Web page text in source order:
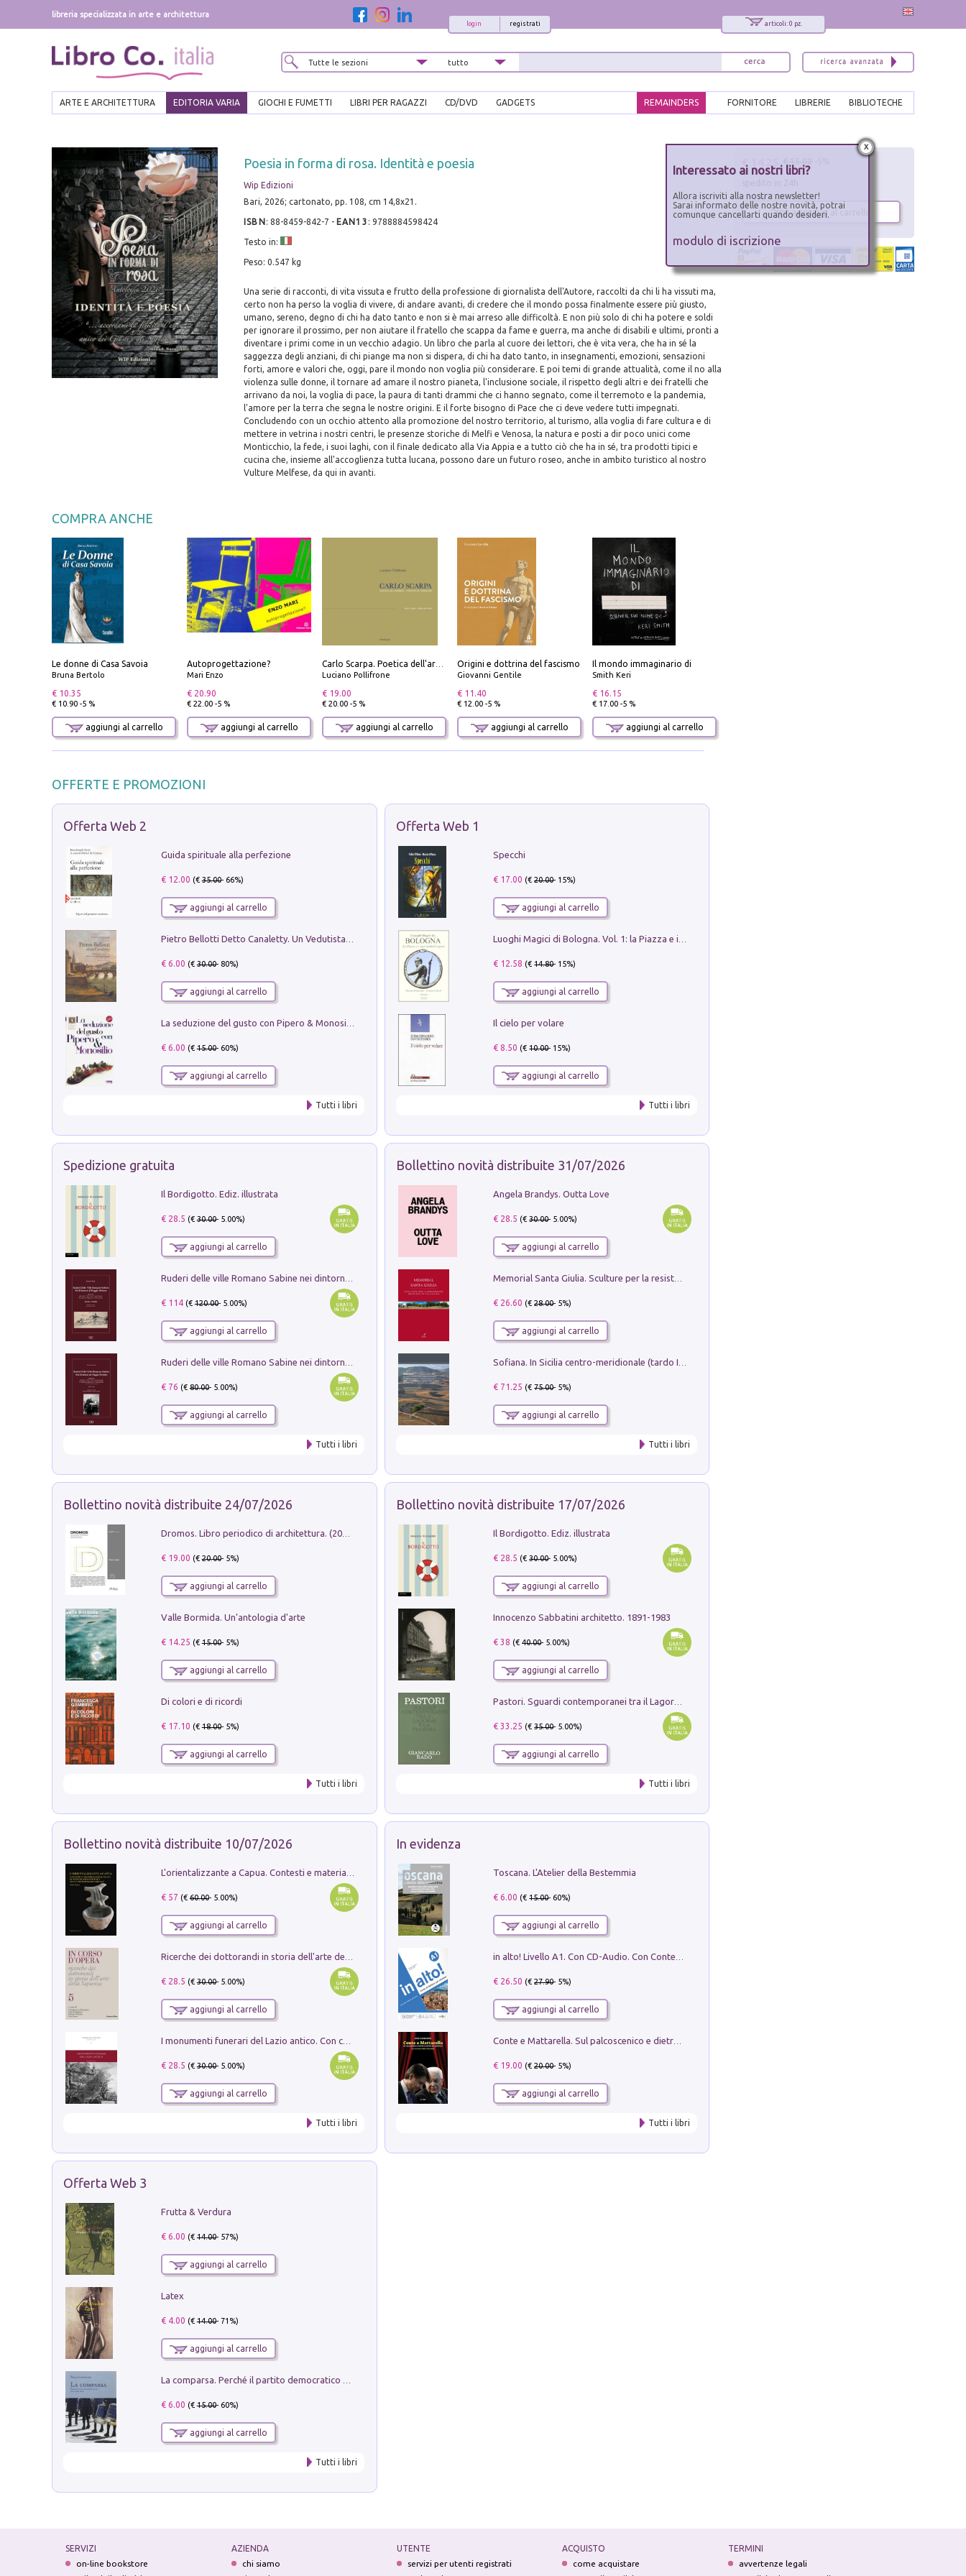
libreria specializzata in arte e architettura
articoli: 0 pz.
registrati
login
ARTE E ARCHITETTURA EDITORIA VARIA GIOCHI E FUMETTI LIBRI PER RAGAZZI CD/DVD GADGETS BIBLIOTECHE
LIBRERIE
FORNITORE
REMAINDERS
Poesia in forma di rosa. Identità e poesia
Wip Edizioni
Bari, 2026; cartonato, pp. 108, cm 14,8x21.
ISBN : 88-8459-842-7 - EAN13 : 9788884598424
Testo in:
Peso: 0.547 kg
Una serie di racconti, di vita vissuta e frutto della professione di giornalista dell'Autore, raccolti da chi li ha vissuti ma,
certo non ha perso la voglia di vivere, di andare avanti, di credere che il mondo possa finalmente essere più giusto,
umano, sereno, degno di chi ha dato tanto e non si è mai arreso alle difficoltà. E non più solo di chi ha potere e soldi
per ignorare il prossimo, per non aiutare il fratello che scappa da fame e guerra, ma anche di disabili e ultimi, pronti a
diventare i primi come in un vecchio adagio. Un libro che parla al cuore dei lettori, che è vita vera, che ha in sé la
saggezza degli anziani, di chi piange ma non si dispera, di chi ha dato tanto, in insegnamenti, emozioni, sensazioni
forti, amore e valori che, oggi, pare il mondo non voglia più considerare. E poi temi di grande attualità, come il no alla
violenza sulle donne, il tornare ad amare il nostro pianeta, l'inclusione sociale, il rispetto degli altri e dei fratelli che
arrivano da noi, la voglia di pace, la paura di tanti drammi che ci hanno segnato, come il terremoto e la pandemia,
l'amore per la terra che segna le nostre origini. E il forte bisogno di Pace che ci deve vedere tutti impegnati.
Concludendo con un occhio attento alla promozione del nostro territorio, al turismo, alla voglia di fare cultura e di
mettere in vetrina i nostri centri, le presenze storiche di Melfi e Venosa, la natura e posti a dir poco unici come
Monticchio, la fede, i suoi laghi, con il finale dedicato alla Via Appia e a tutto ciò che ha in sé, tra prodotti tipici e
cucina che, insieme all'accoglienza tutta lucana, possono dare un futuro roseo, anche in ambito turistico al nostro
Vulture Melfese, da qui in avanti.
COMPRA ANCHE
Le donne di Casa Savoia
Bruna Bertolo
€ 10.35
€ 10.90 -5 %
aggiungi al carrello
Autoprogettazione?
Mari Enzo
€ 20.90
€ 22.00 -5 %
aggiungi al carrello
Luciano Pollifrone
€ 19.00
€ 20.00 -5 %
aggiungi al carrello
Origini e dottrina del fascismo
Giovanni Gentile
€ 11.40
€ 12.00 -5 %
aggiungi al carrello
Il mondo immaginario di
Smith Keri
€ 16.15
€ 17.00 -5 %
aggiungi al carrello
OFFERTE E PROMOZIONI
Offerta Web 2
Guida spirituale alla perfezione
€ 12.00 (€35.00- 66%)
aggiungi al carrello
€ 6.00 (€30.00- 80%)
aggiungi al carrello
€ 6.00 (€15.00- 60%)
aggiungi al carrello
Tutti i libri
Offerta Web 1
Specchi
€ 17.00 (€20.00- 15%)
aggiungi al carrello
€ 12.58 (€14.80- 15%)
aggiungi al carrello
Il cielo per volare
€ 8.50 (€10.00- 15%)
aggiungi al carrello
Tutti i libri
Spedizione gratuita
Il Bordigotto. Ediz. illustrata
€ 28.5 (€30.00- 5.00%)
aggiungi al carrello
€ 114(€120.00- 5.00%)
aggiungi al carrello
€ 76 (€80.00- 5.00%)
aggiungi al carrello
Tutti i libri
Bollettino novità distribuite 31/07/2026
Angela Brandys. Outta Love
€ 28.5 (€30.00- 5.00%)
aggiungi al carrello
€ 26.60 (€28.00- 5%)
aggiungi al carrello
€ 71.25 (€75.00- 5%)
aggiungi al carrello
Tutti i libri
Bollettino novità distribuite 24/07/2026
Dromos. Libro periodico di architettura. (2026). Vol. 15: Post-model
€ 19.00 (€20.00- 5%)
aggiungi al carrello
Valle Bormida. Un'antologia d'arte
€ 14.25 (€15.00- 5%)
aggiungi al carrello
Di colori e di ricordi
€ 17.10 (€18.00- 5%)
aggiungi al carrello
Tutti i libri
Bollettino novità distribuite 17/07/2026
Il Bordigotto. Ediz. illustrata
€ 28.5 (€30.00- 5.00%)
aggiungi al carrello
Innocenzo Sabbatini architetto. 1891-1983
€ 38 (€40.00- 5.00%)
aggiungi al carrello
€ 33.25 (€35.00- 5.00%)
aggiungi al carrello
Tutti i libri
Bollettino novità distribuite 10/07/2026
€ 57 (€60.00- 5.00%)
aggiungi al carrello
€ 28.5 (€30.00- 5.00%)
aggiungi al carrello
I monumenti funerari del Lazio antico. Con cartella con tavole
€ 28.5 (€30.00- 5.00%)
aggiungi al carrello
Tutti i libri
In evidenza
Toscana. L'Atelier della Bestemmia
€ 6.00 (€15.00- 60%)
aggiungi al carrello
€ 26.50 (€27.90- 5%)
aggiungi al carrello
€ 19.00 (€20.00- 5%)
aggiungi al carrello
Tutti i libri
Offerta Web 3
Frutta & Verdura
€ 6.00 (€14.00- 57%)
aggiungi al carrello
Latex
€ 4.00 (€14.00- 71%)
aggiungi al carrello
€ 6.00 (€15.00- 60%)
aggiungi al carrello
Tutti i libri
€ 14.25
aggiungi al carrello
SERVIZI
on-line bookstore
AZIENDA
chi siamo
UTENTE
servizi per utenti registrati
ACQUISTO
come acquistare
TERMINI
avvertenze legali
x
Interessato ai nostri libri?
Allora iscriviti alla nostra newsletter!
Sarai informato delle nostre novità, potrai
comunque cancellarti quando desideri.
modulo di iscrizione